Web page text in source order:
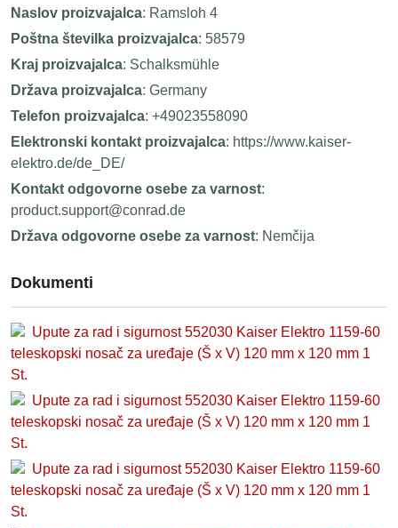
Naslov proizvajalca: Ramsloh 4
Poštna številka proizvajalca: 58579
Kraj proizvajalca: Schalksmühle
Država proizvajalca: Germany
Telefon proizvajalca: +49023558090
Elektronski kontakt proizvajalca: https://www.kaiser-
elektro.de/de_DE/
Kontakt odgovorne osebe za varnost:
product.support@conrad.de
Država odgovorne osebe za varnost: Nemčija
Dokumenti
Upute za rad i sigurnost 552030 Kaiser Elektro 1159-60
teleskopski nosač za uređaje (Š x V) 120 mm x 120 mm 1
St.
Upute za rad i sigurnost 552030 Kaiser Elektro 1159-60
teleskopski nosač za uređaje (Š x V) 120 mm x 120 mm 1
St.
Upute za rad i sigurnost 552030 Kaiser Elektro 1159-60
teleskopski nosač za uređaje (Š x V) 120 mm x 120 mm 1
St.